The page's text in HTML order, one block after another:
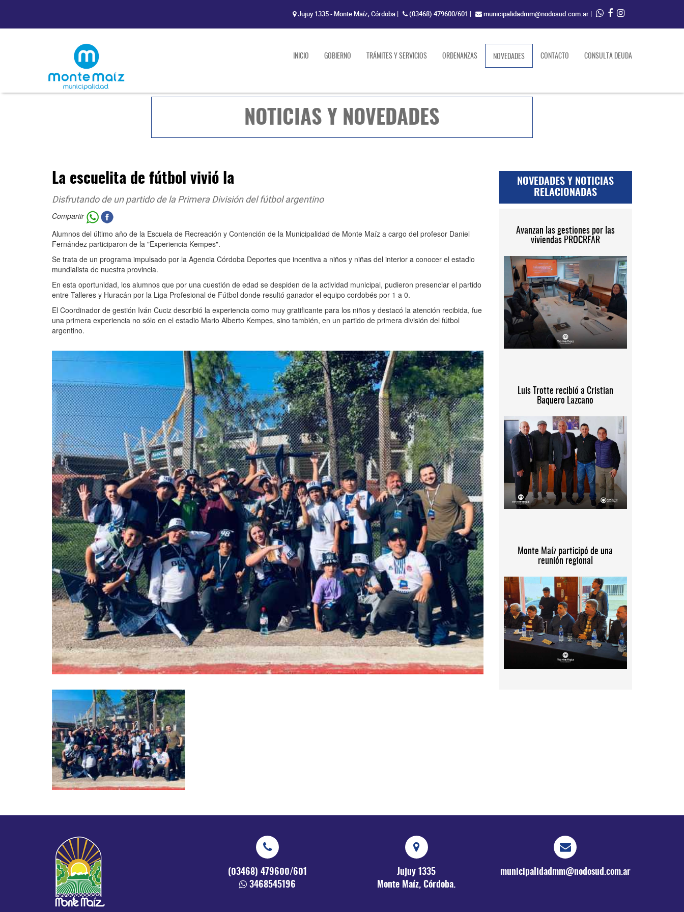
Jujuy 1335 - Monte Maíz, Córdoba | (03468) 479600/601 | municipalidadmm@nodosud.com.ar |
INICIO GOBIERNO TRÁMITES Y SERVICIOS ORDENANZAS NOVEDADES(current)CONTACTO CONSULTA DEUDA
NOTICIAS Y NOVEDADES
La escuelita de fútbol vivió la
Disfrutando de un partido de la Primera División del fútbol argentino
Compartir
Alumnos del último año de la Escuela de Recreación y Contención de la Municipalidad de Monte Maíz a cargo del profesor Daniel
Fernández participaron de la "Experiencia Kempes".
Se trata de un programa impulsado por la Agencia Córdoba Deportes que incentiva a niños y niñas del interior a conocer el estadio
mundialista de nuestra provincia.
En esta oportunidad, los alumnos que por una cuestión de edad se despiden de la actividad municipal, pudieron presenciar el partido
entre Talleres y Huracán por la Liga Profesional de Fútbol donde resultó ganador el equipo cordobés por 1 a 0.
El Coordinador de gestión Iván Cuciz describió la experiencia como muy gratificante para los niños y destacó la atención recibida, fue
una primera experiencia no sólo en el estadio Mario Alberto Kempes, sino también, en un partido de primera división del fútbol
argentino.
NOVEDADES Y NOTICIAS
RELACIONADAS
Avanzan las gestiones por las
viviendas PROCREAR
Luis Trotte recibió a Cristian
Baquero Lazcano
Monte Maíz participó de una
reunión regional
(03468) 479600/601
3468545196
Jujuy 1335
Monte Maíz, Córdoba.
municipalidadmm@nodosud.com.ar